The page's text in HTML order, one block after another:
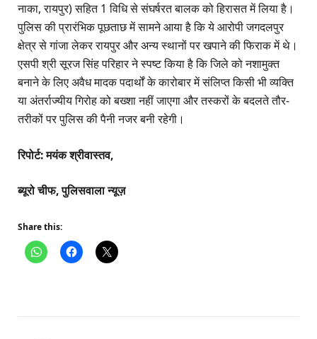
नाका, रायपुर) सहित 1 विधि से संघर्षरत बालक को हिरासत में लिया है।
पुलिस की प्रारंभिक पूछताछ में सामने आया है कि ये आरोपी जगदलपुर
क्षेत्र से गांजा लेकर रायपुर और अन्य स्थानों पर खपाने की फिराक में थे।
एसपी श्री सूरज सिंह परिहार ने स्पष्ट किया है कि जिले को नशामुक्त
बनाने के लिए अवैध मादक पदार्थों के कारोबार में संलिप्त किसी भी व्यक्ति
या अंतर्राज्यीय गिरोह को बख्शा नहीं जाएगा और तस्करों के बदलते तौर-
तरीकों पर पुलिस की पैनी नजर बनी रहेगी।
रिपोर्ट: मयंक श्रीवास्तव,
ब्यूरो चीफ, पुलिसवाला न्यूज़
Share this: